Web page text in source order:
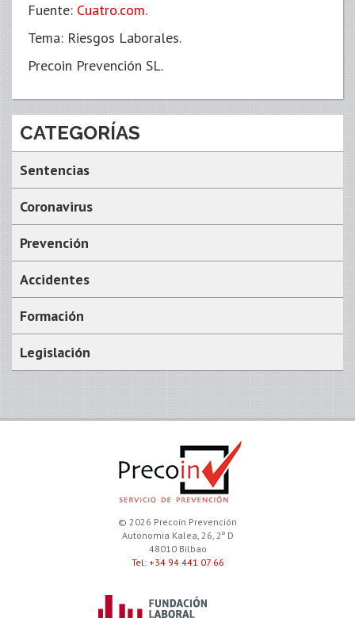
Fuente: Cuatro.com.
Tema: Riesgos Laborales.
Precoin Prevención SL.
CATEGORÍAS
Sentencias
Coronavirus
Prevención
Accidentes
Formación
Legislación
© 2026 Precoin Prevención
Autonomia Kalea, 26, 2º D
48010 Bilbao
Tel: +34 94 441 07 66